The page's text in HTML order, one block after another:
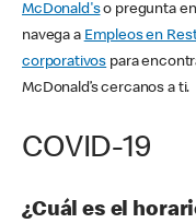
McDonald'so pregunta en
navega a Empleos en
corporativos para
McDonald’s cercanos a ti.
COVID-19
¿Cuál es el